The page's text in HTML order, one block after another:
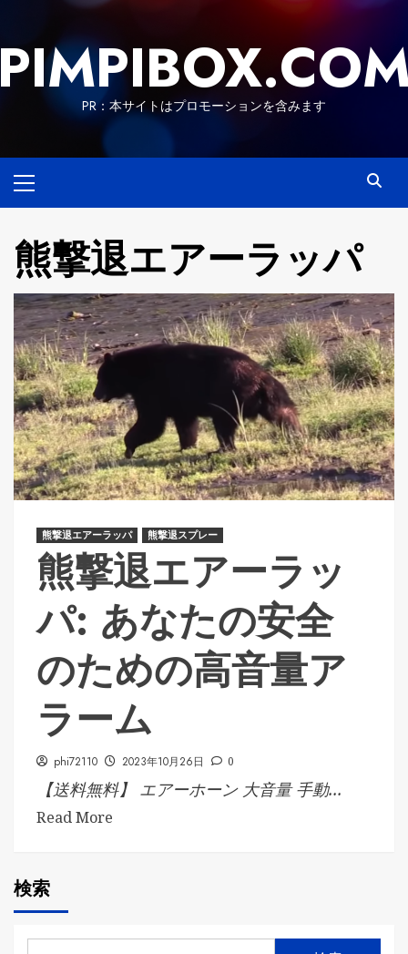
content
PR：本サイトはプロモーションを含みます
Menu
熊撃退エアーラッパ
熊撃退エアーラッパ 熊撃退スプレー
熊撃退エアーラッ
パ: あなたの安全
のための高音量ア
ラーム
phi72110 2023年10月26日 0
【送料無料】 エアーホーン 大音量 手動...
Read More
検索